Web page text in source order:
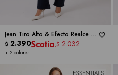
Jean Tiro Alto & Efecto Realce -
ONE 5 ONE
+ 2 colores
$ 2.390 $ 2.032